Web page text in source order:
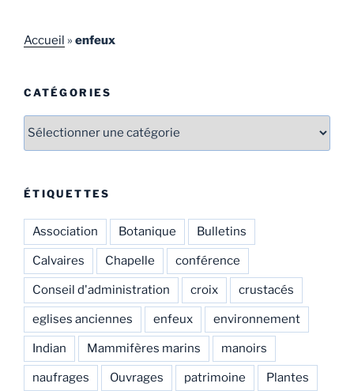
Accueil » enfeux
CATÉGORIES
Catégories
ÉTIQUETTES
Association Botanique Bulletins
Calvaires Chapelle conférence
Conseil d'administration croix crustacés
eglises anciennes enfeux environnement
Indian Mammifères marins manoirs
naufrages Ouvrages patrimoine Plantes